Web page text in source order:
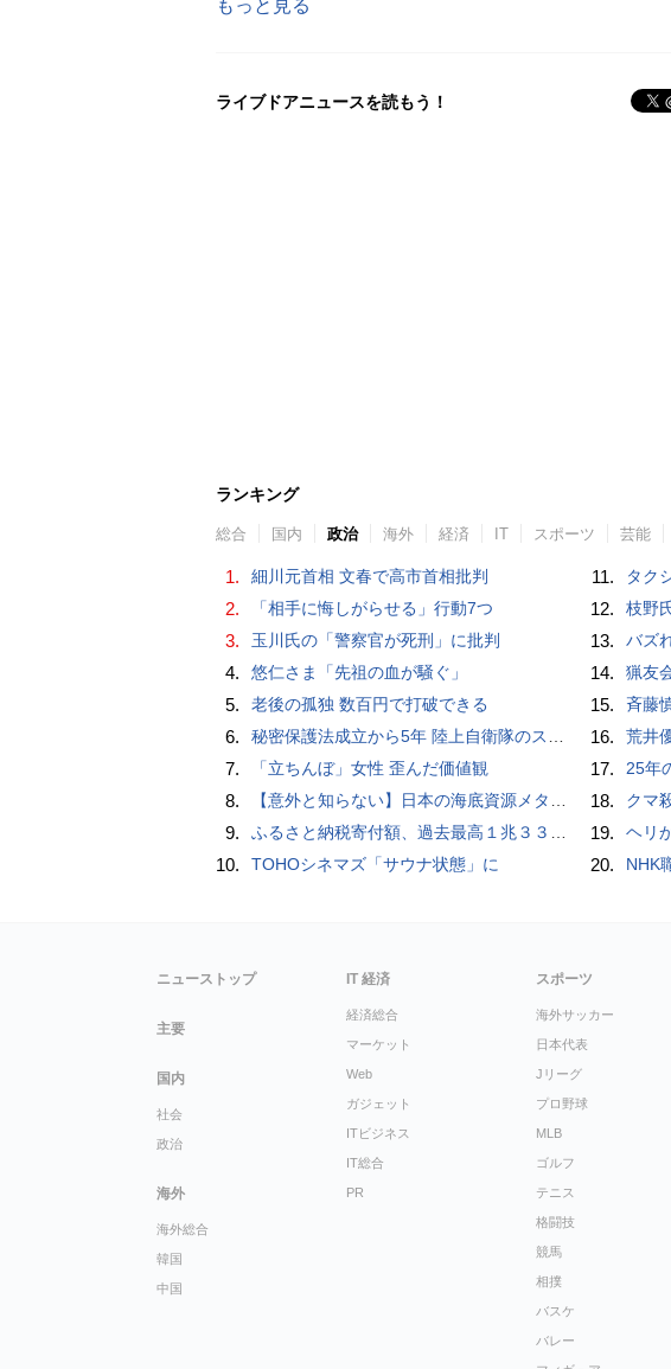
もっと見る
ライブドアニュースを読もう！
ランキング
総合 国内 政治 海外 経済 IT スポーツ 芸能
1. 細川元首相 文春で高市首相批判
2. 「相手に悔しがらせる」行動7つ
3. 玉川氏の「警察官が死刑」に批判
4. 悠仁さま「先祖の血が騒ぐ」
5. 老後の孤独 数百円で打破できる
6. 秘密保護法成立から5年 陸上自衛隊のスパイ組織「別班」暴いたベテラン記者が警鐘 - BLOGOS編集部
7. 「立ちんぼ」女性 歪んだ価値観
8. 【意外と知らない】日本の海底資源メタンハイドレートは「急に資源大国になるかもしれない」夢の次世代エネルギー
9. ふるさと納税寄付額、過去最高１兆３３１４億円…住民税控除額最大は横浜市の３７３億円
10. TOHOシネマズ「サウナ状態」に
11. タク
12. 枝野
13. バズ
14. 猟友
15. 斉藤
16. 荒井優
17. 25年
18. クマ
19. ヘリ
20. NHK
ニューストップ
主要
国内
社会
政治
海外
海外総合
韓国
中国
IT 経済
経済総合
マーケット
Web
ガジェット
ITビジネス
IT総合
PR
スポーツ
海外サッカー
日本代表
Jリーグ
プロ野球
MLB
ゴルフ
テニス
格闘技
競馬
相撲
バスケ
バレー